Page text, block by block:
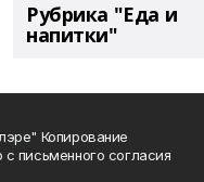
Рубрика "Еда и
напитки"
Копирование
письменного согласия